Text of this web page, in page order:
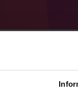
un